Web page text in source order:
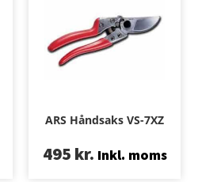
ARS Håndsaks VS-7XZ
495 kr. Inkl. moms